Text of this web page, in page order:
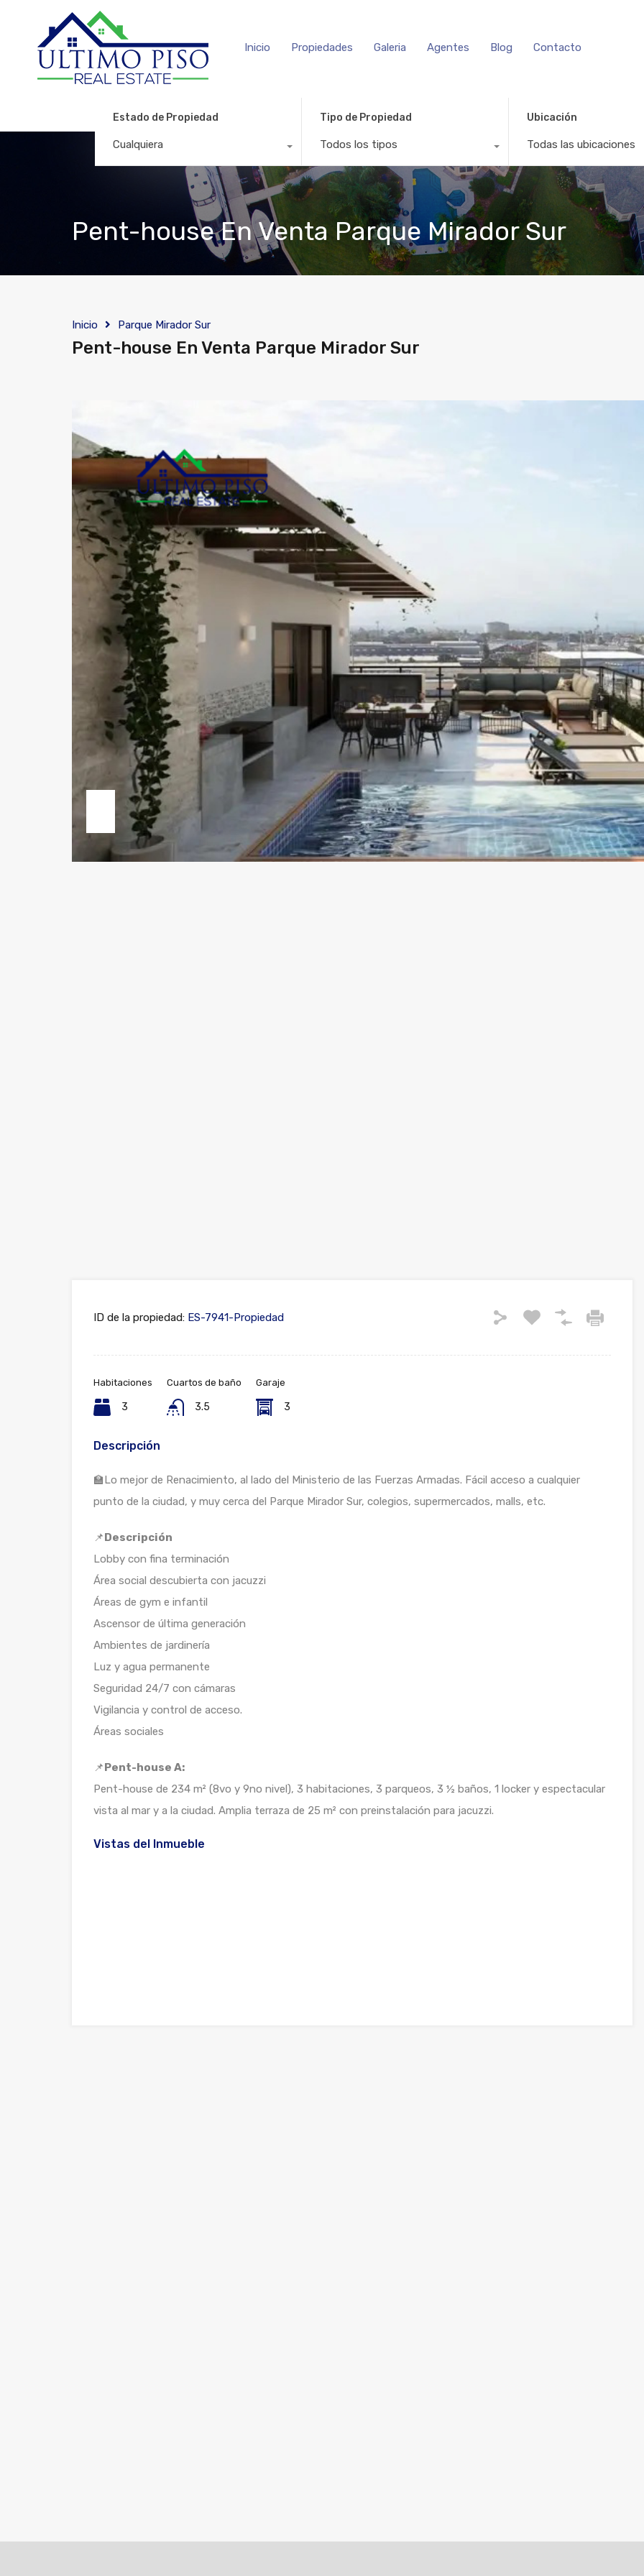
Inicio Propiedades Galeria Agentes Blog Contacto
Estado de Propiedad
Cualquiera
Tipo de Propiedad
Todos los tipos
Ubicación
Todas las ubicaciones
Pent-house En Venta Parque Mirador Sur
Inicio Parque Mirador Sur
Pent-house En Venta Parque Mirador Sur
ID de la propiedad: ES-7941-Propiedad
Habitaciones
3
Cuartos de baño
3.5
Garaje
3
Descripción
🏫Lo mejor de Renacimiento, al lado del Ministerio de las Fuerzas Armadas. Fácil acceso a cualquier
punto de la ciudad, y muy cerca del Parque Mirador Sur, colegios, supermercados, malls, etc.
📌Descripción
Lobby con fina terminación
Área social descubierta con jacuzzi
Áreas de gym e infantil
Ascensor de última generación
Ambientes de jardinería
Luz y agua permanente
Seguridad 24/7 con cámaras
Vigilancia y control de acceso.
Áreas sociales
📌Pent-house A:
Pent-house de 234 m² (8vo y 9no nivel), 3 habitaciones, 3 parqueos, 3 ½ baños, 1 locker y espectacular
vista al mar y a la ciudad. Amplia terraza de 25 m² con preinstalación para jacuzzi.
Vistas del Inmueble